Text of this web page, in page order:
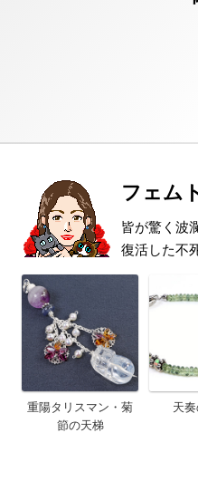
フェム
皆が驚く波
復活した不
重陽タリスマン・菊
節の天梯
天